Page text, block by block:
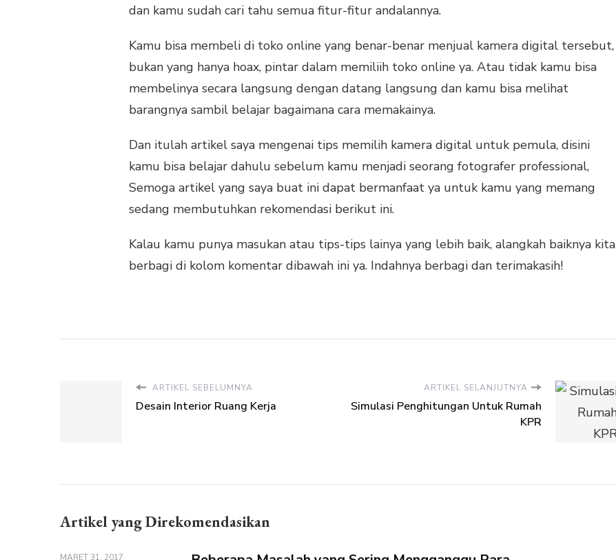
dan kamu sudah cari tahu semua fitur-fitur andalannya.
Kamu bisa membeli di toko online yang benar-benar menjual kamera digital tersebut,
bukan yang hanya hoax, pintar dalam memiliih toko online ya. Atau tidak kamu bisa
membelinya secara langsung dengan datang langsung dan kamu bisa melihat
barangnya sambil belajar bagaimana cara memakainya.
Dan itulah artikel saya mengenai tips memilih kamera digital untuk pemula, disini
kamu bisa belajar dahulu sebelum kamu menjadi seorang fotografer professional,
Semoga artikel yang saya buat ini dapat bermanfaat ya untuk kamu yang memang
sedang membutuhkan rekomendasi berikut ini.
Kalau kamu punya masukan atau tips-tips lainya yang lebih baik, alangkah baiknya kita
berbagi di kolom komentar dibawah ini ya. Indahnya berbagi dan terimakasih!
ARTIKEL SEBELUMNYA
Desain Interior Ruang Kerja
ARTIKEL SELANJUTNYA
Simulasi Penghitungan Untuk Rumah
KPR
Artikel yang Direkomendasikan
MARET 31, 2017